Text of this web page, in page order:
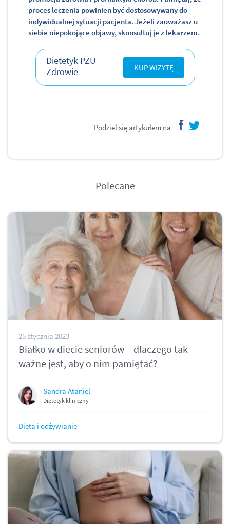
proces leczenia powinien być dostosowywany do
indywidualnej sytuacji pacjenta. Jeżeli zauważasz u
siebie niepokojące objawy, skonsultuj je z lekarzem.
Dietetyk PZU
Zdrowie
KUP WIZYTĘ
Podziel się artykułem na
Polecane
25 stycznia 2023
Białko w diecie seniorów – dlaczego tak
ważne jest, aby o nim pamiętać?
Sandra Ataniel
Dietetyk kliniczny
Dieta i odżywianie